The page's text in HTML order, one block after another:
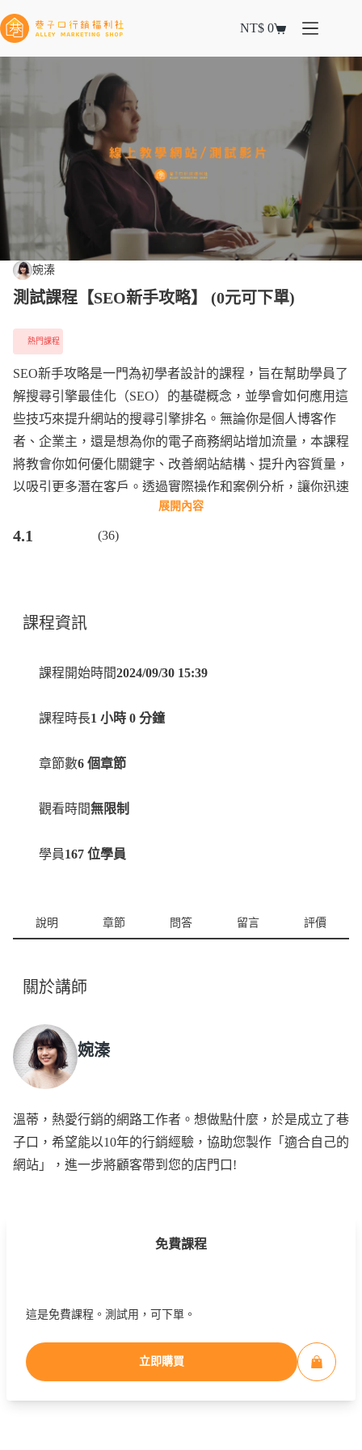
NT$ 0
婉溱
測試課程【SEO新手攻略】 (0元可下單)
熱門課程
SEO新手攻略是一門為初學者設計的課程，旨在幫助學員了
解搜尋引擎最佳化（SEO）的基礎概念，並學會如何應用這
些技巧來提升網站的搜尋引擎排名。無論你是個人博客作
者、企業主，還是想為你的電子商務網站增加流量，本課程
將教會你如何優化關鍵字、改善網站結構、提升內容質量，
以吸引更多潛在客戶。透過實際操作和案例分析，讓你迅速
掌握SEO的核心原理，為未來的網路行銷成功奠定基礎。
展開內容
4.1 (36)
課程資訊
課程開始時間2024/09/30 15:39
課程時長1 小時 0 分鐘
章節數6 個章節
觀看時間無限制
學員167 位學員
說明 章節 問答 留言 評價
關於講師
婉溱
溫蒂，熱愛行銷的網路工作者。想做點什麼，於是成立了巷
子口，希望能以10年的行銷經驗，協助您製作「適合自己的
網站」，進一步將顧客帶到您的店門口!
免費課程
這是免費課程。測試用，可下單。
立即購買